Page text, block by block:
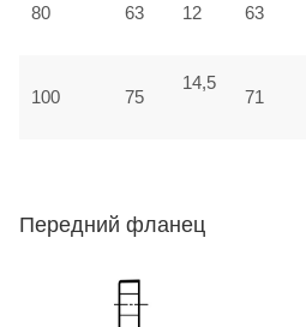
80 63 12 63
100 75
14,5
71
Передний фланец